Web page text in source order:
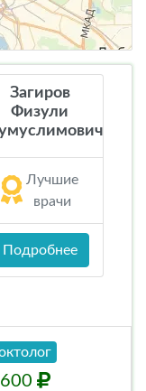
Загиров
Физули
Лучшие
врачи
Подробнее